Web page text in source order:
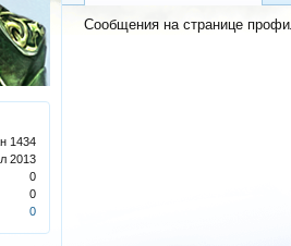
1434
2013
0
0
0
Сообщения на странице